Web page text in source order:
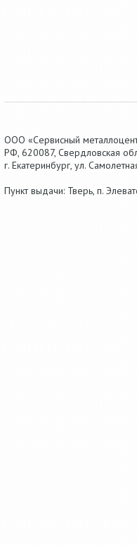
ООО «Сервисный
РФ, 620087, Свердловская
г. Екатеринбург, ул.
Пункт выдачи: Тверь, п.